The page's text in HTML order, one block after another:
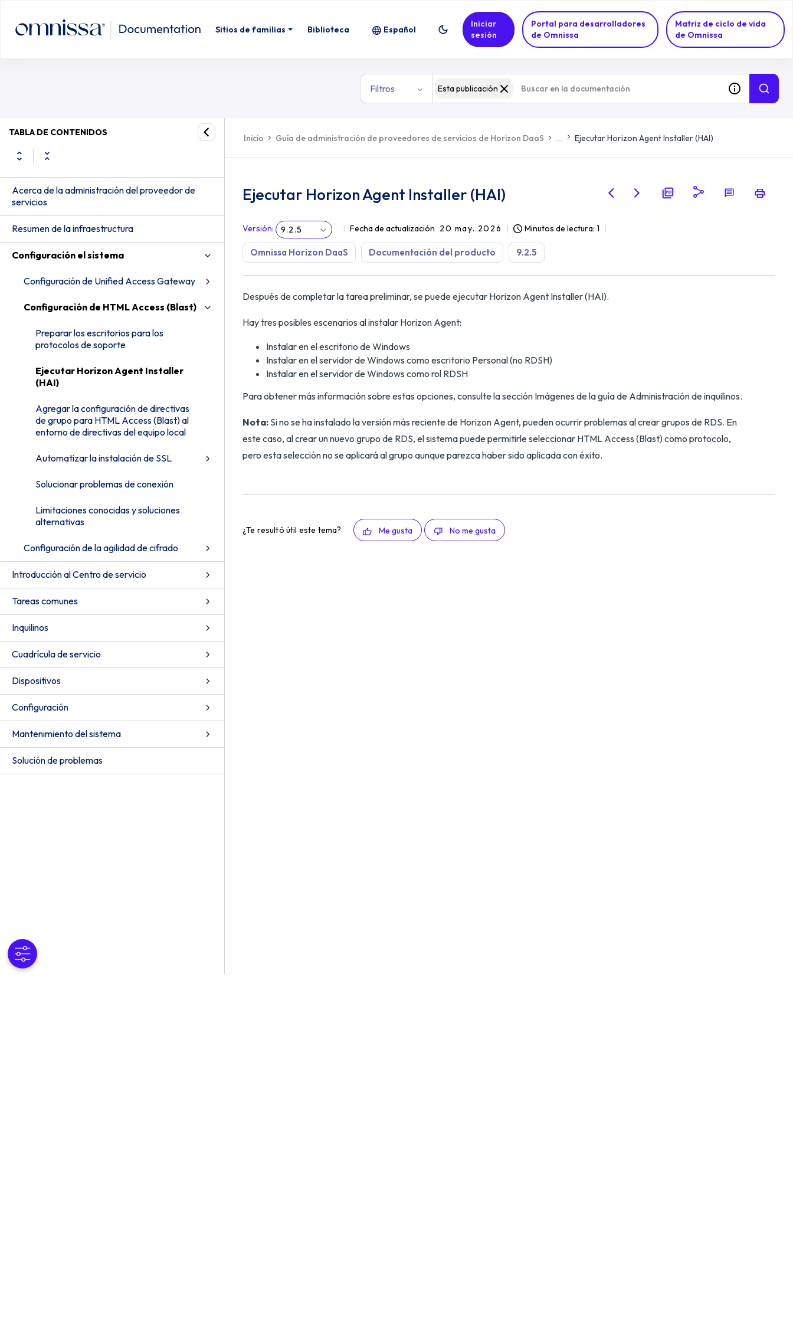
Sitios de familias Biblioteca
Portal para desarrolladores
de Omnissa
Matriz de ciclo de vida
de Omnissa
Español
Iniciar
sesión
Filtros Esta publicación
TABLA DE CONTENIDOS
Acerca de la administración del proveedor de
servicios
Resumen de la infraestructura
Configuración el sistema
Configuración de Unified Access Gateway
Configuración de HTML Access (Blast)
Preparar los escritorios para los
protocolos de soporte
Ejecutar Horizon Agent Installer
(HAI)
Agregar la configuración de directivas
de grupo para HTML Access (Blast) al
entorno de directivas del equipo local
Automatizar la instalación de SSL
Solucionar problemas de conexión
Limitaciones conocidas y soluciones
alternativas
Configuración de la agilidad de cifrado
Introducción al Centro de servicio
Tareas comunes
Inquilinos
Cuadrícula de servicio
Dispositivos
Configuración
Mantenimiento del sistema
Solución de problemas
Inicio Guía de administración de proveedores de servicios de Horizon DaaS ... Ejecutar Horizon Agent Installer (HAI)
Ejecutar Horizon Agent Installer (HAI)
Versión: 9.2.5 Fecha de actualización 20 may. 2026 Minutos de lectura: 1
Omnissa Horizon DaaS Documentación del producto 9.2.5
Después de completar la tarea preliminar, se puede ejecutar Horizon Agent Installer (HAI).
Hay tres posibles escenarios al instalar Horizon Agent:
Instalar en el escritorio de Windows
Instalar en el servidor de Windows como escritorio Personal (no RDSH)
Instalar en el servidor de Windows como rol RDSH
Para obtener más información sobre estas opciones, consulte la sección Imágenes de la guía de Administración de inquilinos.
Nota: Si no se ha instalado la versión más reciente de Horizon Agent, pueden ocurrir problemas al crear grupos de RDS. En
este caso, al crear un nuevo grupo de RDS, el sistema puede permitirle seleccionar HTML Access (Blast) como protocolo,
pero esta selección no se aplicará al grupo aunque parezca haber sido aplicada con éxito.
¿Te resultó útil este tema? Me gusta No me gusta